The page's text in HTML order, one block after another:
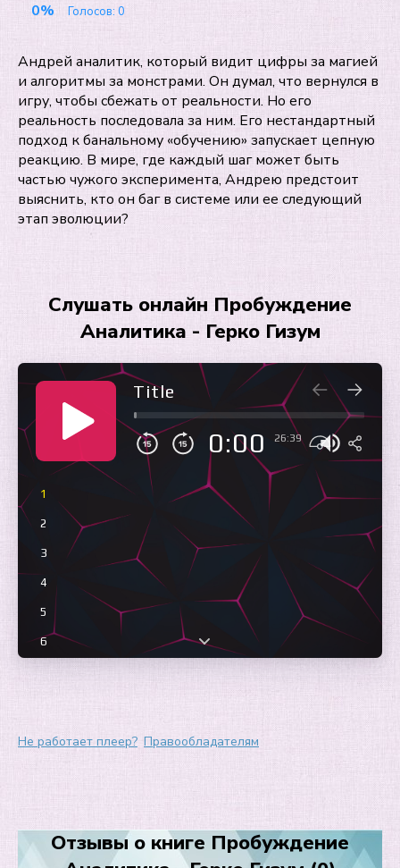
0% Голосов: 0
Андрей аналитик, который видит цифры за магией
и алгоритмы за монстрами. Он думал, что вернулся в
игру, чтобы сбежать от реальности. Но его
реальность последовала за ним. Его нестандартный
подход к банальному «обучению» запускает цепную
реакцию. В мире, где каждый шаг может быть
частью чужого эксперимента, Андрею предстоит
выяснить, кто он баг в системе или ее следующий
этап эволюции?
Слушать онлайн Пробуждение
Аналитика - Герко Гизум
Title
0:00 26:39
1
2
3
4
5
6
13
Не работает плеер? Правообладателям
Отзывы о книге Пробуждение